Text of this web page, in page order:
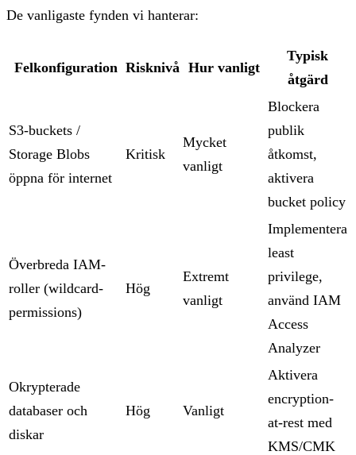
De vanligaste fynden vi hanterar:
Felkonfiguration Risknivå Hur vanligt
Typisk
åtgärd
S3-buckets /
Storage Blobs
öppna för internet
Kritisk
Mycket
vanligt
Blockera
publik
åtkomst,
aktivera
bucket policy
Överbreda IAM-
roller (wildcard-
permissions)
Hög
Extremt
vanligt
Implementera
least
privilege,
använd IAM
Access
Analyzer
Okrypterade
databaser och
diskar
Hög Vanligt
Aktivera
encryption-
at-rest med
KMS/CMK